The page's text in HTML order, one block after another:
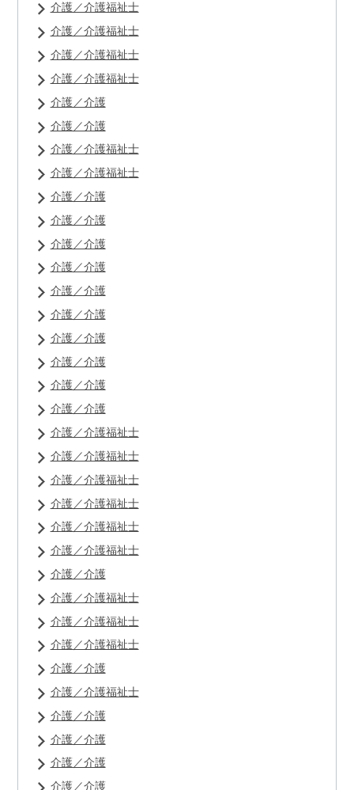
介護／介護福祉士
介護／介護福祉士
介護／介護福祉士
介護／介護福祉士
介護／介護
介護／介護
介護／介護福祉士
介護／介護福祉士
介護／介護
介護／介護
介護／介護
介護／介護
介護／介護
介護／介護
介護／介護
介護／介護
介護／介護
介護／介護
介護／介護福祉士
介護／介護福祉士
介護／介護福祉士
介護／介護福祉士
介護／介護福祉士
介護／介護福祉士
介護／介護
介護／介護福祉士
介護／介護福祉士
介護／介護福祉士
介護／介護
介護／介護福祉士
介護／介護
介護／介護
介護／介護
介護／介護